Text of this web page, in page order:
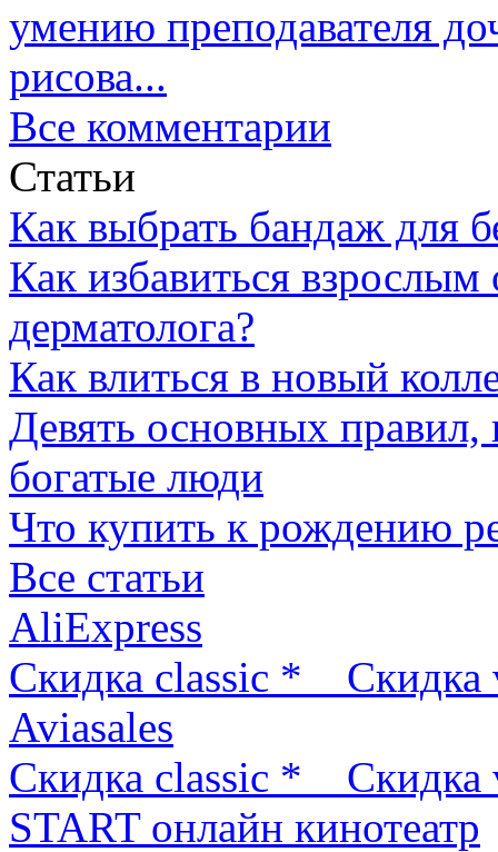
умению преподавателя
рисова...
Все комментарии
Статьи
Как выбрать бандаж для
Как избавиться
дерматолога?
Как влиться в новый
Девять основных
богатые люди
Что купить к рождению
Все статьи
AliExpress
Скидка classic *
Скидка
Aviasales
Скидка classic *
START онлайн кинотеатр